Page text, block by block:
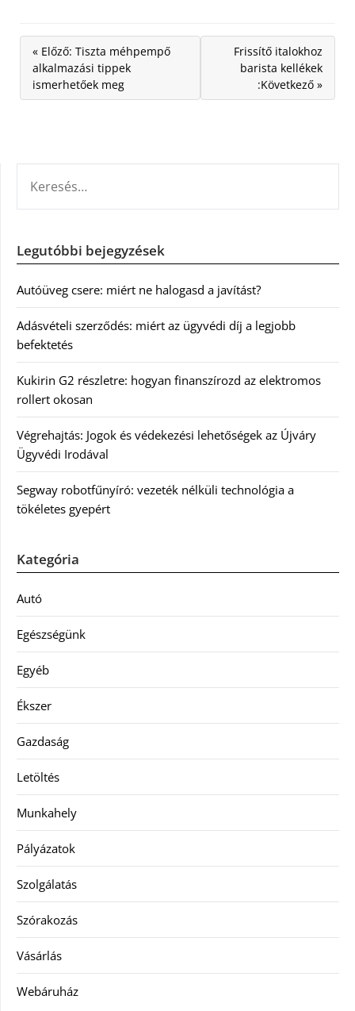
« Előző: Tiszta méhpempő
alkalmazási tippek
ismerhetőek meg
Frissítő italokhoz
barista kellékek
:Következő »
Legutóbbi bejegyzések
Autóüveg csere: miért ne halogasd a javítást?
Adásvételi szerződés: miért az ügyvédi díj a legjobb
befektetés
Kukirin G2 részletre: hogyan finanszírozd az elektromos
rollert okosan
Végrehajtás: Jogok és védekezési lehetőségek az Újváry
Ügyvédi Irodával
Segway robotfűnyíró: vezeték nélküli technológia a
tökéletes gyepért
Kategória
Autó
Egészségünk
Egyéb
Ékszer
Gazdaság
Letöltés
Munkahely
Pályázatok
Szolgálatás
Szórakozás
Vásárlás
Webáruház